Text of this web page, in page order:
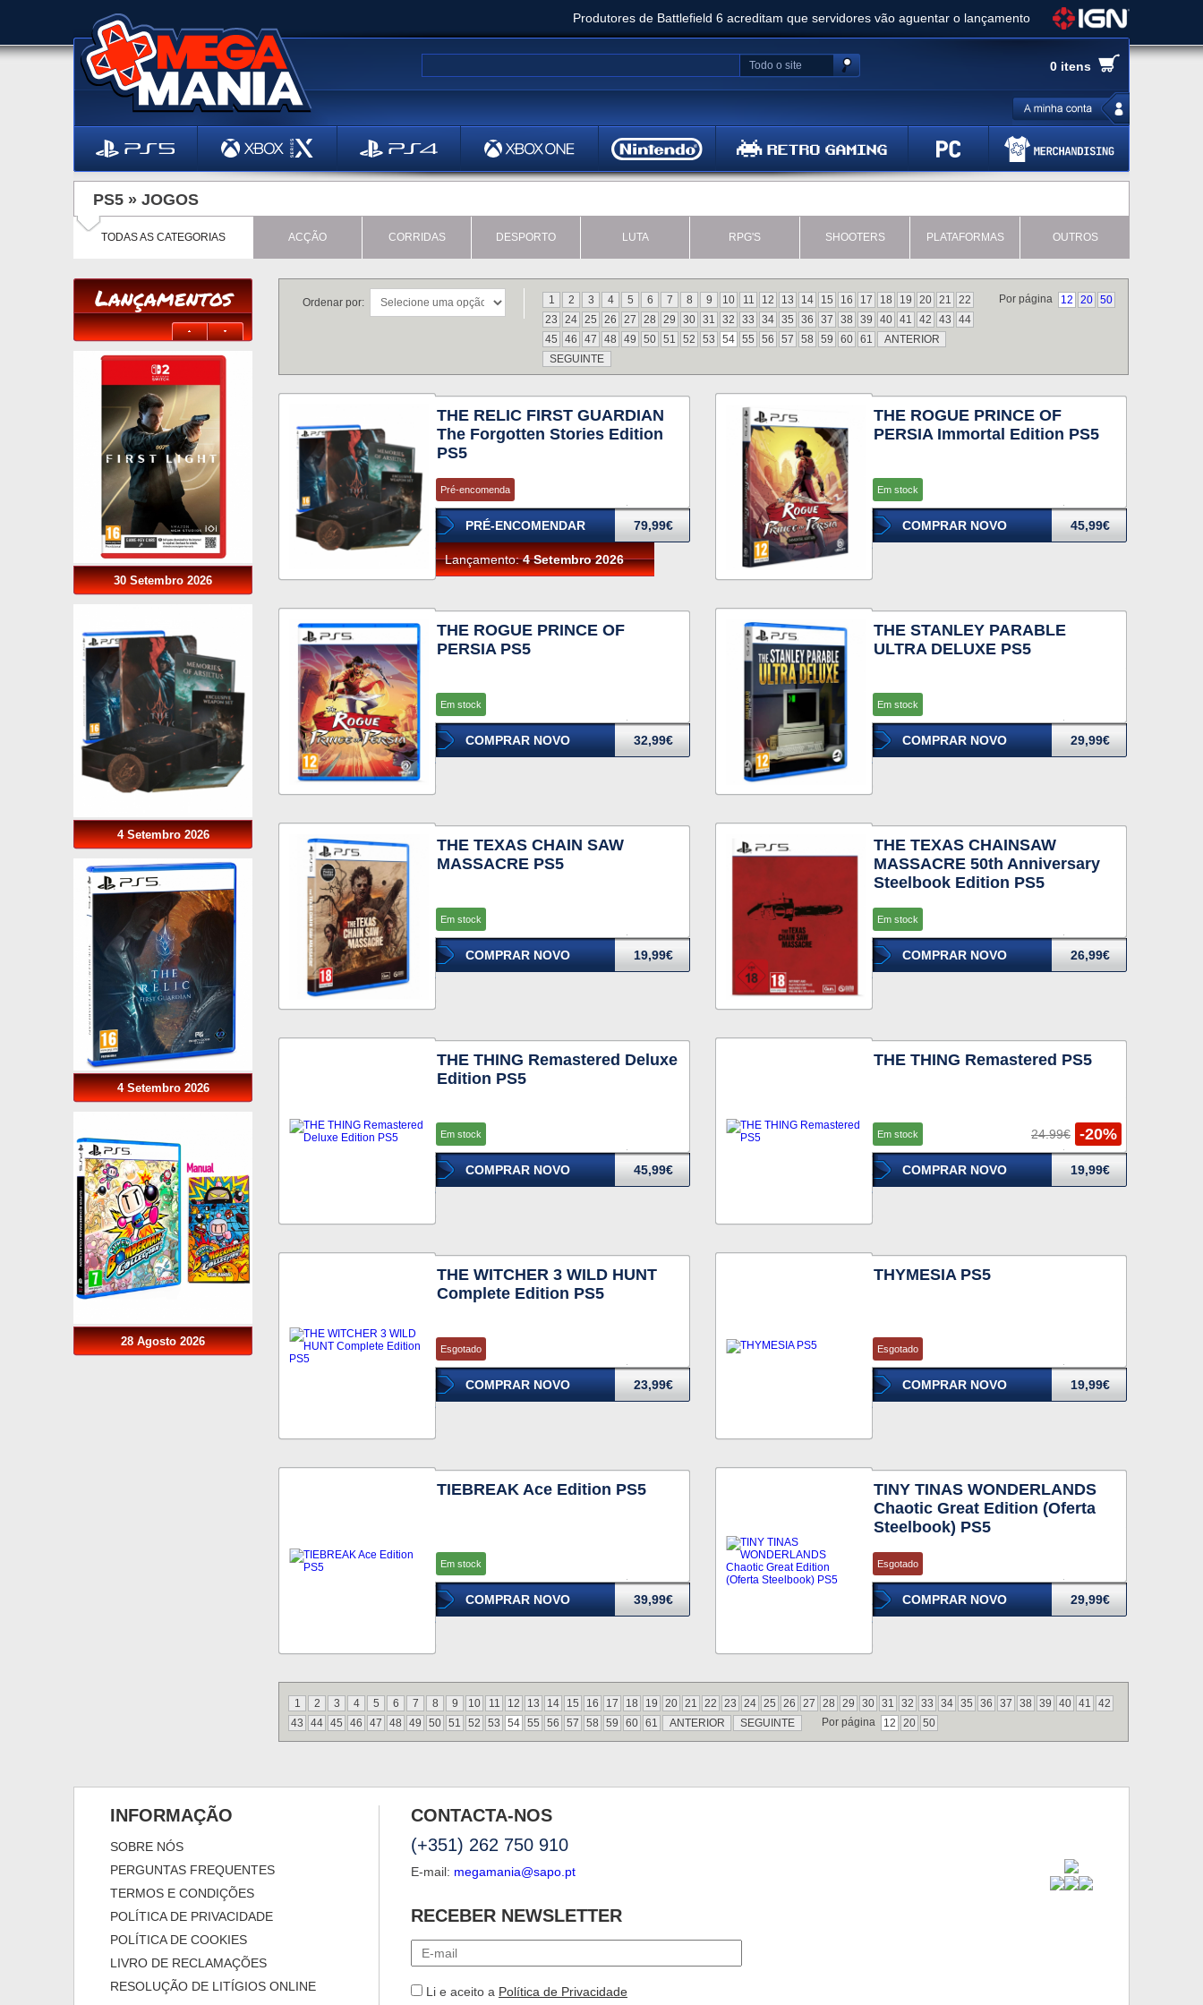
Produtores de Battlefield 6 acreditam que servidores vão aguentar o lançamento
Clair Obscur: Expedition 33 já vendeu 5 milhões de cópias e vai receber novo conteúdo
Ghost of Yotei - Análise
Metal Gear Solid Delta: Snake Eater - Análise
Bethesda anuncia livestream para o Fallout Day
0 itens
Todo o site
PS5 » JOGOS
TODAS AS CATEGORIAS ACÇÃO CORRIDAS DESPORTO LUTA RPG'S SHOOTERS PLATAFORMAS OUTROS
Lançamentos
30 Setembro 2026
4 Setembro 2026
4 Setembro 2026
28 Agosto 2026
Por página 12 20 50
1 2 3 4 5 6 7 8 9 10 11 12 13 14 15 16 17 18 19 20 21
22
23
24 25 26 27 28 29 30 31 32 33 34 35 36 37 38 39 40 41 42 43
44
45
46 47 48 49 50 51 52 53 54 55 56 57 58 59 60 61
ANTERIOR
SEGUINTE
Ordenar por:
THE RELIC FIRST GUARDIAN
The Forgotten Stories Edition
PS5
Pré-encomenda
PRÉ-ENCOMENDAR 79,99€
Lançamento:4 Setembro 2026
THE ROGUE PRINCE OF
PERSIA Immortal Edition PS5
Em stock
COMPRAR NOVO 45,99€
THE ROGUE PRINCE OF
PERSIA PS5
Em stock
COMPRAR NOVO 32,99€
THE STANLEY PARABLE
ULTRA DELUXE PS5
Em stock
COMPRAR NOVO 29,99€
THE TEXAS CHAIN SAW
MASSACRE PS5
Em stock
COMPRAR NOVO 19,99€
THE TEXAS CHAINSAW
MASSACRE 50th Anniversary
Steelbook Edition PS5
Em stock
COMPRAR NOVO 26,99€
THE THING Remastered Deluxe
Edition PS5
Em stock
COMPRAR NOVO 45,99€
THE THING Remastered PS5
Em stock 24.99€ -20%
COMPRAR NOVO 19,99€
THE WITCHER 3 WILD HUNT
Complete Edition PS5
Esgotado
COMPRAR NOVO 23,99€
THYMESIA PS5
Esgotado
COMPRAR NOVO 19,99€
TIEBREAK Ace Edition PS5
Em stock
COMPRAR NOVO 39,99€
TINY TINAS WONDERLANDS
Chaotic Great Edition (Oferta
Steelbook) PS5
Esgotado
COMPRAR NOVO 29,99€
1 2 3 4 5 6 7 8 9 10 11 12 13 14 15 16 17 18 19 20 21 22 23 24 25 26 27 28 29 30 31 32 33 34 35 36 37 38 39 40 41
42
43
44 45 46 47 48 49 50 51 52 53 54 55 56 57 58 59 60 61 ANTERIOR SEGUINTE Por página 12 20 50
INFORMAÇÃO
SOBRE NÓS
PERGUNTAS FREQUENTES
TERMOS E CONDIÇÕES
POLÍTICA DE PRIVACIDADE
POLÍTICA DE COOKIES
LIVRO DE RECLAMAÇÕES
RESOLUÇÃO DE LITÍGIOS ONLINE
CONTACTA-NOS
(+351) 262 750 910
E-mail: megamania@sapo.pt
RECEBER NEWSLETTER
Li e aceito a Política de Privacidade